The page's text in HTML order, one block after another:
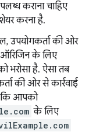
कराना चाहिए
करना है.
उपयोगकर्ता की ओर
ऑरिजिन के लिए
भरोसा है. ऐसा तब
की ओर से कार्रवाई
कि आपको
के लिए